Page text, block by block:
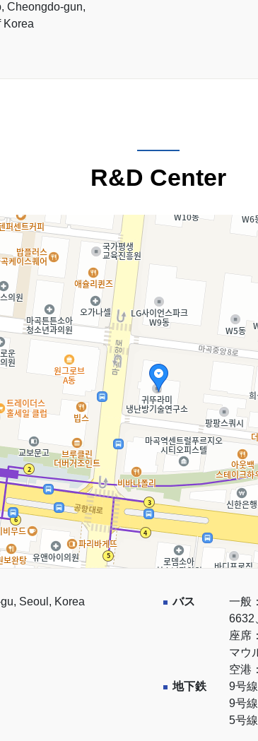
Cheongdo-gun,
Korea
R&D Center
Seoul, Korea バス
一般
6632
座席
マウ
空港
地下鉄
9号
9号
5号